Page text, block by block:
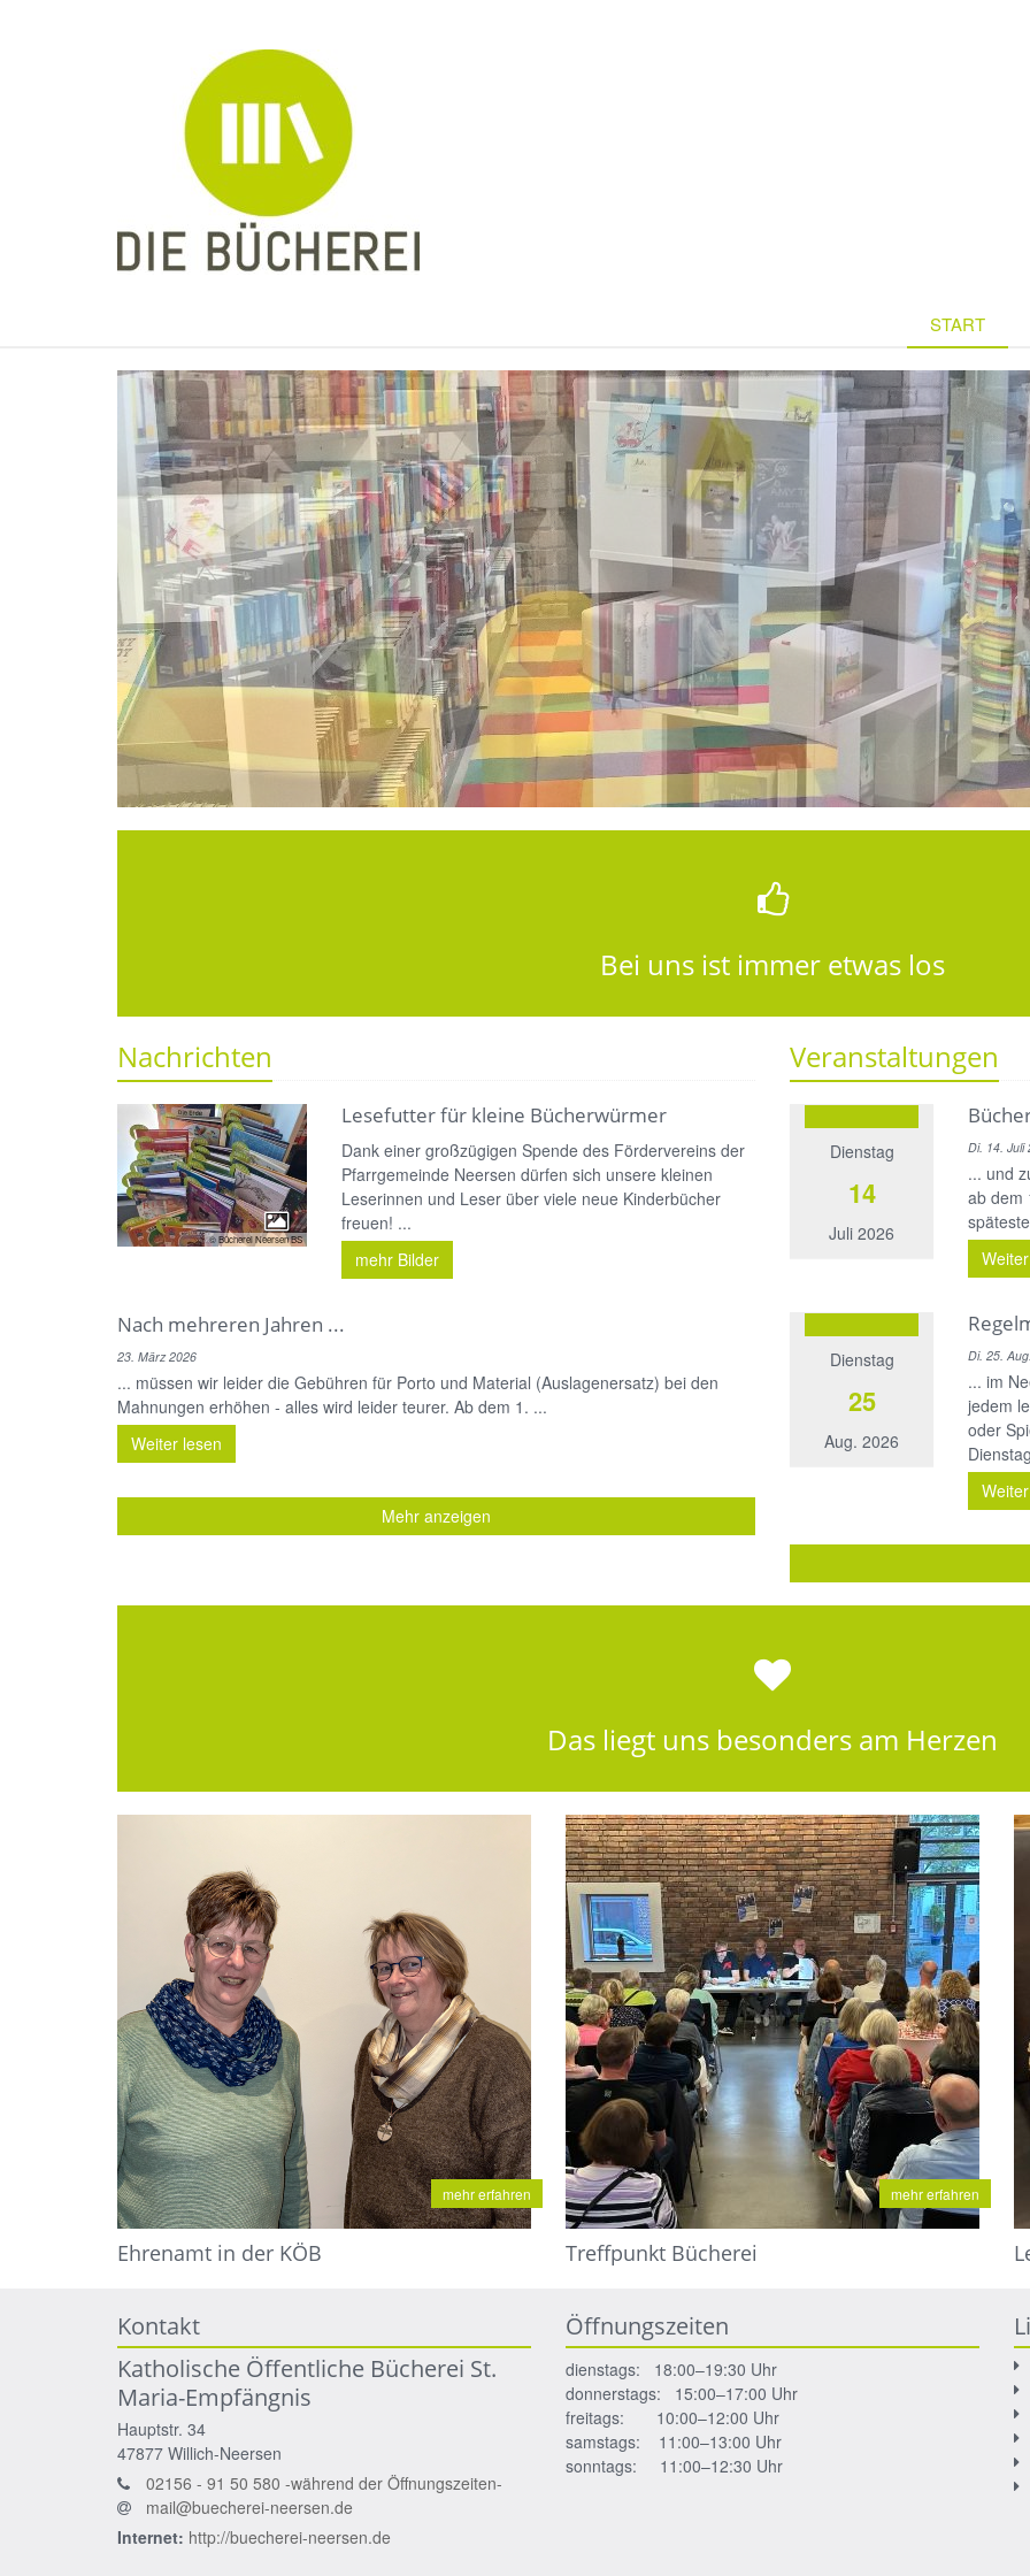
START
Bücher und vieles mehr .....
Bücher und vieles mehr .....
Bei uns ist immer etwas los
Nachrichten
© Bücherei Neersen BS
Lesefutter für kleine Bücherwürmer
Dank einer großzügigen Spende des Fördervereins der
Pfarrgemeinde Neersen dürfen sich unsere kleinen
Leserinnen und Leser über viele neue Kinderbücher
freuen! ...
mehr Bilder
Nach mehreren Jahren ...
23. März 2026
... müssen wir leider die Gebühren für Porto und Material (Auslagenersatz) bei den
Mahnungen erhöhen - alles wird leider teurer. Ab dem 1. ...
Weiter lesen
Mehr anzeigen
Veranstaltungen
Dienstag
14
Juli 2026
Di. 14. Juli
... und
ab dem
Dienstag
25
Aug. 2026
Di. 25.
... im
jedem
oder
Das liegt uns besonders am Herzen
mehr erfahren
Ehrenamt in der KÖB
mehr erfahren
Treffpunkt Bücherei
Kontakt
Katholische Öffentliche Bücherei St.
Maria-Empfängnis
Hauptstr. 34
47877 Willich-Neersen
02156 - 91 50 580 -während der Öffnungszeiten-
mail@buecherei-neersen.de
Internet: http://buecherei-neersen.de
Öffnungszeiten
dienstags: 18:00–19:30 Uhr
donnerstags: 15:00–17:00 Uhr
freitags: 10:00–12:00 Uhr
samstags: 11:00–13:00 Uhr
sonntags: 11:00–12:30 Uhr